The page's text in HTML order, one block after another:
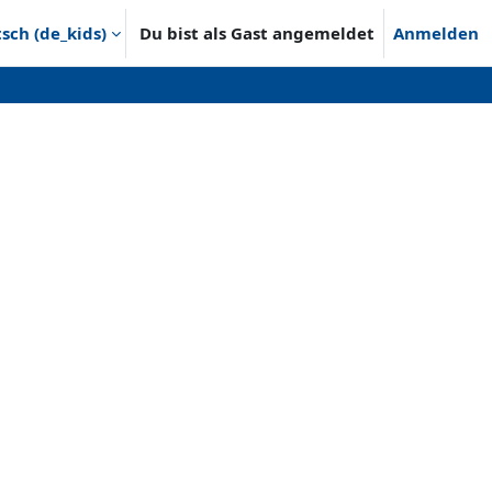
‎(de_kids)‎ Du bist als Gast angemeldet Anmelden